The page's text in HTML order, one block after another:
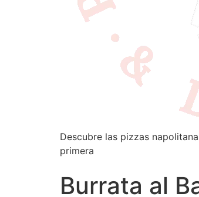
Descubre las pizzas
primera
Burrata al